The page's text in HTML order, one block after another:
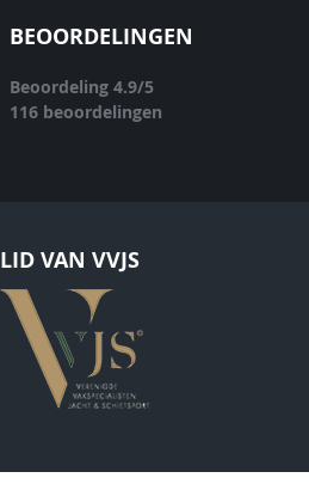
BEOORDELINGEN
Beoordeling 4.9/5
116 beoordelingen
LID VAN VVJS